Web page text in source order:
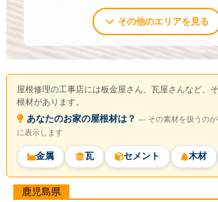
その他のエリアを見る
屋根修理の工事店には板金屋さん、瓦屋さんなど、
根材があります。
あなたのお家の屋根材は？ ― その素材を扱うの
に表示します
金属 瓦 セメント 木材
鹿児島県